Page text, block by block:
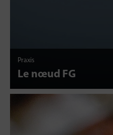
Praxis
Le nœud FG